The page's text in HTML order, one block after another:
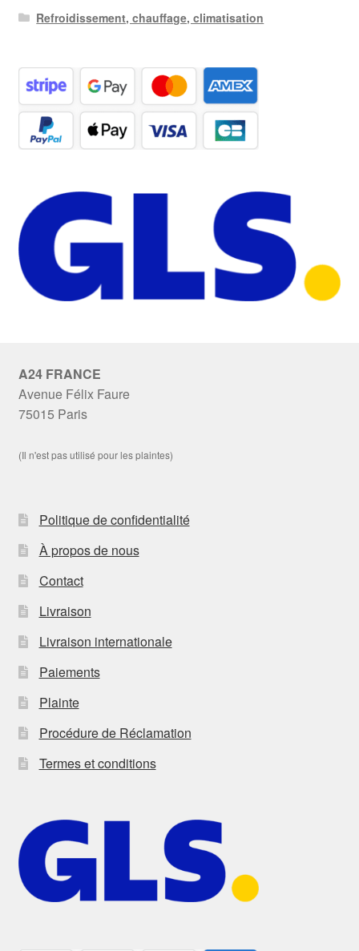
Refroidissement, chauffage, climatisation
A24 FRANCE
Avenue Félix Faure
75015 Paris
(Il n'est pas utilisé pour les plaintes)
Politique de confidentialité
À propos de nous
Contact
Livraison
Livraison internationale
Paiements
Plainte
Procédure de Réclamation
Termes et conditions